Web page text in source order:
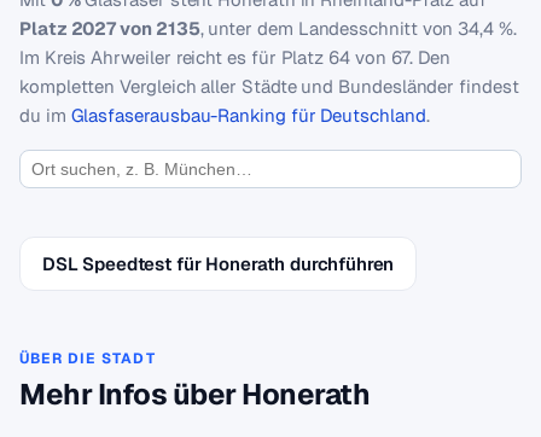
Platz 2027 von 2135, unter dem Landesschnitt von 34,4 %.
Im Kreis Ahrweiler reicht es für Platz 64 von 67. Den
kompletten Vergleich aller Städte und Bundesländer findest
du im Glasfaserausbau-Ranking für Deutschland.
DSL Speedtest für Honerath durchführen
ÜBER DIE STADT
Mehr Infos über Honerath